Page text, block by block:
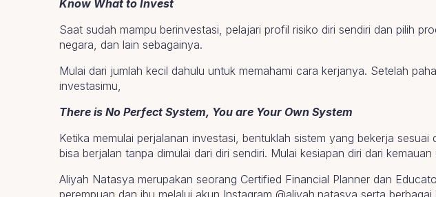
Know What to Invest
Saat sudah mampu berinvestasi, pelajari profil risiko diri sendiri dan pilih
negara, dan lain sebagainya.
Mulai dari jumlah kecil dahulu untuk memahami cara kerjanya. Setelah
investasimu,
There is No Perfect System, You are Your Own System
Ketika memulai perjalanan investasi, bentuklah sistem yang bekerja
bisa berjalan tanpa dimulai dari diri sendiri. Mulai kesiapan diri dari
Aliyah Natasya merupakan seorang Certified Financial Planner dan
perempuan dan ibu melalui akun Instagram @aliyah.natasya serta